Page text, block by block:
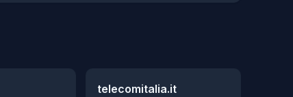
telecomitalia.it